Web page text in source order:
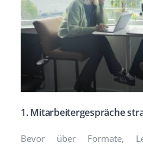
1. Mitarbeitergespräche
Bevor über Formate,